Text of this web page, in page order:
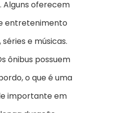
Alguns oferecem
entretenimento
e músicas.
ônibus possuem
o que é uma
importante em